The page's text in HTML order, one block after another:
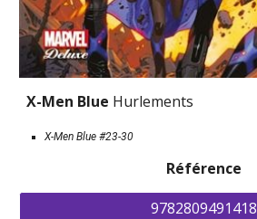
X-Men Blue Hurlements
X-Men Blue #23-30
Référence
9782809491418